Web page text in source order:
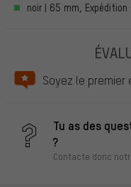
noir | 65 mm,
Soyez le premier
Tu as des
?
Contacte donc